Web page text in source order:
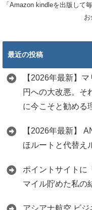
「Amazon kindleを出版して
お
最近の投稿
【2026年最新】
円への大改悪。そ
に今こそと勧める
【2026年最新】
ほルートと代替え
ポイントサイトに
マイル貯めた私の
アシアナ航空 ビジ